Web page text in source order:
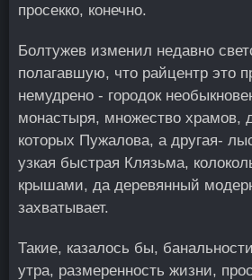
просекко, конечно.
Болтужев изменил недавно
полагавшую, что райцентр это
немудрено - городок
монастыря, множество храмов,
которых Пужалова, а другая-
узкая быстрая Клязьма,
крышами, да деревянный
захватывает.
Такие, казалось бы,
утра, размеренность жизни,